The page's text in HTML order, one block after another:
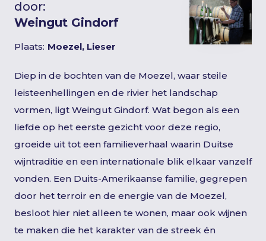
door:
Weingut Gindorf
Plaats: Moezel, Lieser
Diep in de bochten van de Moezel, waar steile
leisteenhellingen en de rivier het landschap
vormen, ligt Weingut Gindorf. Wat begon als een
liefde op het eerste gezicht voor deze regio,
groeide uit tot een familieverhaal waarin Duitse
wijntraditie en een internationale blik elkaar vanzelf
vonden. Een Duits-Amerikaanse familie, gegrepen
door het terroir en de energie van de Moezel,
besloot hier niet alleen te wonen, maar ook wijnen
te maken die het karakter van de streek én